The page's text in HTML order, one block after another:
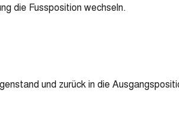
die Fussposition wechseln.
und zurück in die